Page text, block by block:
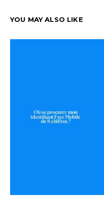
YOU MAY ALSO LIKE